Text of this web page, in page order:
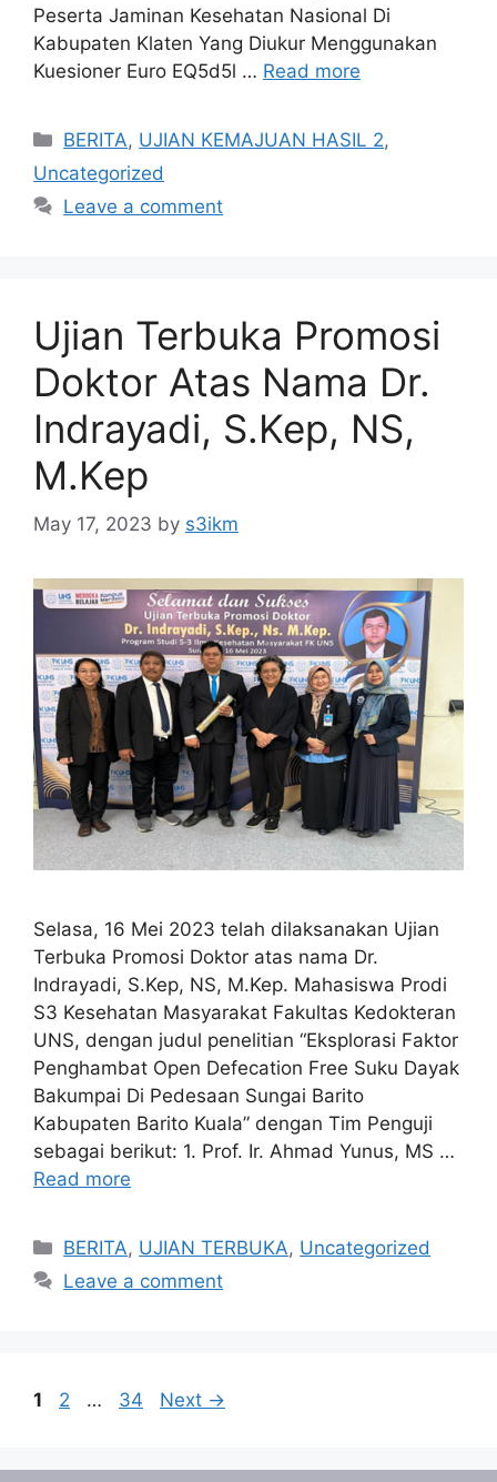
Peserta Jaminan Kesehatan Nasional Di
Kabupaten Klaten Yang Diukur Menggunakan
Kuesioner Euro EQ5d5l … Read more
Categories
BERITA, UJIAN KEMAJUAN HASIL 2,
Uncategorized
Leave a comment
Ujian Terbuka Promosi
Doktor Atas Nama Dr.
Indrayadi, S.Kep, NS,
M.Kep
May 17, 2023 by s3ikm
Selasa, 16 Mei 2023 telah dilaksanakan Ujian
Terbuka Promosi Doktor atas nama Dr.
Indrayadi, S.Kep, NS, M.Kep. Mahasiswa Prodi
S3 Kesehatan Masyarakat Fakultas Kedokteran
UNS, dengan judul penelitian “Eksplorasi Faktor
Penghambat Open Defecation Free Suku Dayak
Bakumpai Di Pedesaan Sungai Barito
Kabupaten Barito Kuala” dengan Tim Penguji
sebagai berikut: 1. Prof. Ir. Ahmad Yunus, MS …
Read more
Categories
BERITA, UJIAN TERBUKA, Uncategorized
Leave a comment
Page
1 Page
2 … Page
34 Next →